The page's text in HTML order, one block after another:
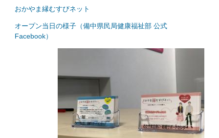
おかやま縁むすびネット
オープン当日の様子（備中県民局健康福祉部 公式
Facebook）